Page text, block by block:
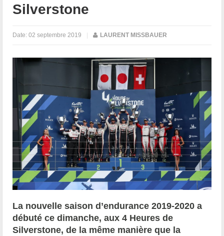
Silverstone
Date:02 septembre 2019 | LAURENT MISSBAUER
La nouvelle saison d’endurance 2019-2020 a
débuté ce dimanche, aux 4 Heures de
Silverstone, de la même manière que la